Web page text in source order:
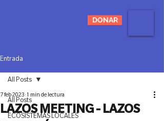
DONAR
Entrada
All Posts
ECOSISTEMAS LOCALES
All Posts
LAZOS MEETING - LAZOS
7 feb 2023 1 min de lectura